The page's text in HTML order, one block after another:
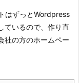
はずっとWordpress
ているので、作り直
社の方のホームペー